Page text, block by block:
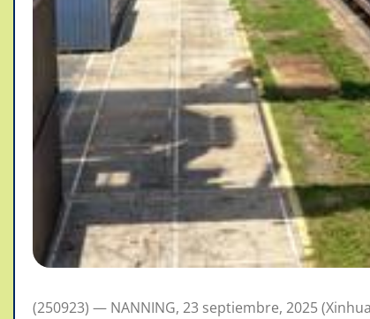
(250923) — NANNING, 23 septiembre, 2025